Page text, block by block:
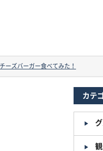
ーズバーガー食べてみた！
カテ